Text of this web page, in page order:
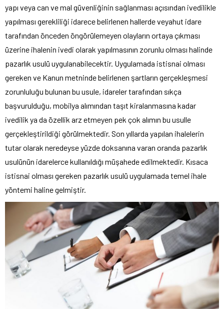
yapı veya can ve mal güvenliğinin sağlanması açısından ivedilikle
yapılması gerekliliği idarece belirlenen hallerde veyahut idare
tarafından önceden öngörülemeyen olayların ortaya çıkması
üzerine ihalenin ivedi olarak yapılmasının zorunlu olması halinde
pazarlık usulü uygulanabilecektir. Uygulamada istisnai olması
gereken ve Kanun metninde belirlenen şartların gerçekleşmesi
zorunluluğu bulunan bu usule, idareler tarafından sıkça
başvurulduğu, mobilya alımından taşıt kiralanmasına kadar
ivedilik ya da özellik arz etmeyen pek çok alımın bu usulle
gerçekleştirildiği görülmektedir. Son yıllarda yapılan ihalelerin
tutar olarak neredeyse yüzde doksanına varan oranda pazarlık
usulünün idarelerce kullanıldığı müşahede edilmektedir. Kısaca
istisnai olması gereken pazarlık usulü uygulamada temel ihale
yöntemi haline gelmiştir.